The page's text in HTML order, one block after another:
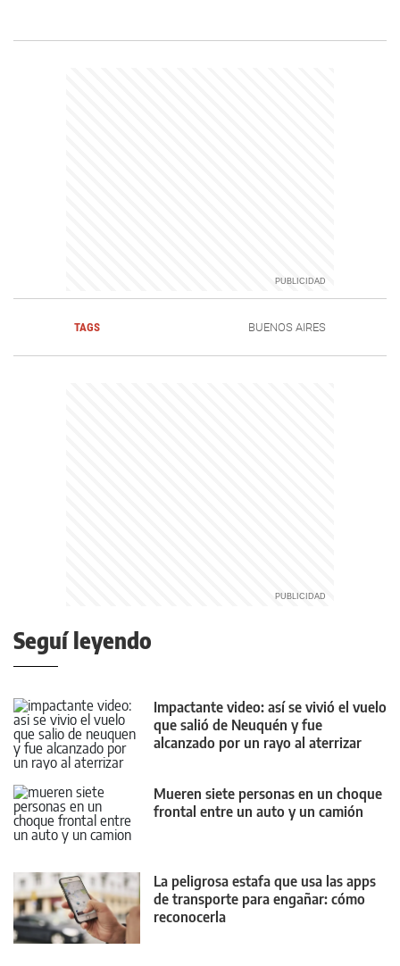
TAGS BUENOS AIRES
Seguí leyendo
Impactante video: así se vivió el vuelo
que salió de Neuquén y fue
alcanzado por un rayo al aterrizar
Mueren siete personas en un choque
frontal entre un auto y un camión
La peligrosa estafa que usa las apps
de transporte para engañar: cómo
reconocerla